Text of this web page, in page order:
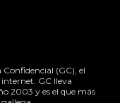
Confidencial (GC), el
GC lleva
2003 y es el que más